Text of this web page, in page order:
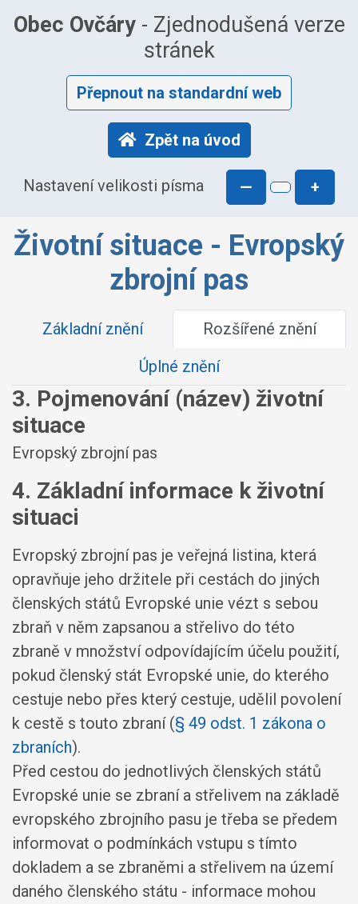
Obec Ovčáry- Zjednodušená verze
stránek
Přepnout na standardní web
Zpět na úvod
Nastavení velikosti písma — +
Životní situace - Evropský
zbrojní pas
Základní znění
Rozšířené znění
Úplné znění
3. Pojmenování (název) životní
situace
Evropský zbrojní pas
4. Základní informace k životní
situaci
Evropský zbrojní pas je veřejná listina, která
opravňuje jeho držitele při cestách do jiných
členských států Evropské unie vézt s sebou
zbraň v něm zapsanou a střelivo do této
zbraně v množství odpovídajícím účelu použití,
pokud členský stát Evropské unie, do kterého
cestuje nebo přes který cestuje, udělil povolení
k cestě s touto zbraní (§ 49 odst. 1 zákona o
zbraních).
Před cestou do jednotlivých členských států
Evropské unie se zbraní a střelivem na základě
evropského zbrojního pasu je třeba se předem
informovat o podmínkách vstupu s tímto
dokladem a se zbraněmi a střelivem na území
daného členského státu - informace mohou